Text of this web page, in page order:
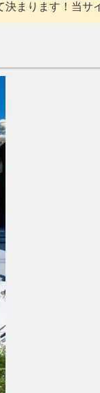
決まります！当サ